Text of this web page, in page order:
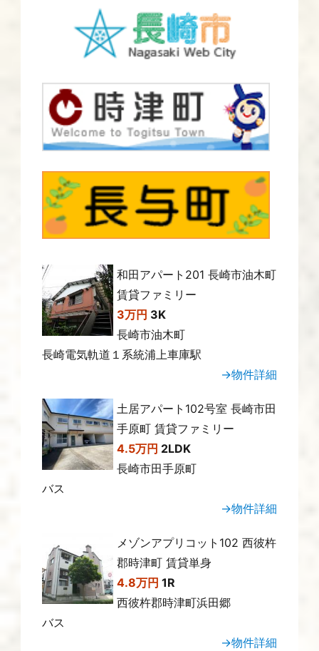
和田アパート201 長崎市油木町
賃貸ファミリー
3万円 3K
長崎市油木町
長崎電気軌道１系統浦上車庫駅
→物件詳細
土居アパート102号室 長崎市田
手原町 賃貸ファミリー
4.5万円 2LDK
長崎市田手原町
バス
→物件詳細
メゾンアプリコット102 西彼杵
郡時津町 賃貸単身
4.8万円 1R
西彼杵郡時津町浜田郷
バス
→物件詳細